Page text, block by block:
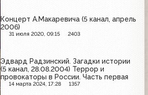
Концерт А.Макаревича (5 канал, апрель
2006)
31 июля 2020, 09:15 2403
Эдвард Радзинский. Загадки истории
(5 канал, 28.08.2004) Террор и
провокаторы в России. Часть первая
14 марта 2024, 17:28 1357